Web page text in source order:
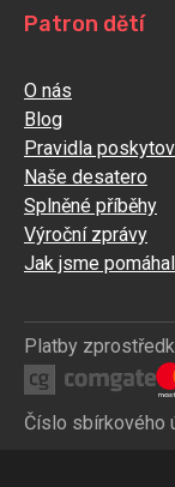
Patron dětí
O nás
Blog
Pravidla
Naše desatero
Splněné příběhy
Výroční zprávy
Jak jsme
Platby
Číslo sbírkového